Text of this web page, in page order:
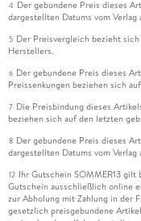
4 Der gebundene Preis dieses
dargestellten Datums vom Verlag
5 Der Preisvergleich bezieht
Herstellers.
6 Der gebundene Preis dieses
Preissenkungen beziehen sich
7 Die Preisbindung dieses
beziehen sich auf den letzten
8 Der gebundene Preis dieses
dargestellten Datums vom Verlag
12 Ihr Gutschein SOMMER13
Gutschein ausschließlich online
zur Abholung mit Zahlung in der
gesetzlich preisgebundene